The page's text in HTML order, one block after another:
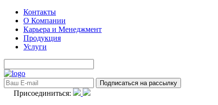
Контакты
О Компании
Карьера и Менеджмент
Продукция
Услуги
Присоединиться: